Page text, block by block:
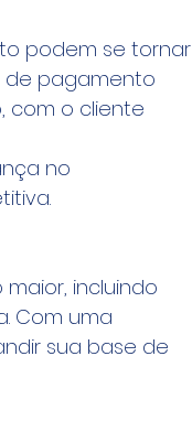
podem se tornar
de pagamento
com o cliente
no
incluindo
Com uma
sua base de